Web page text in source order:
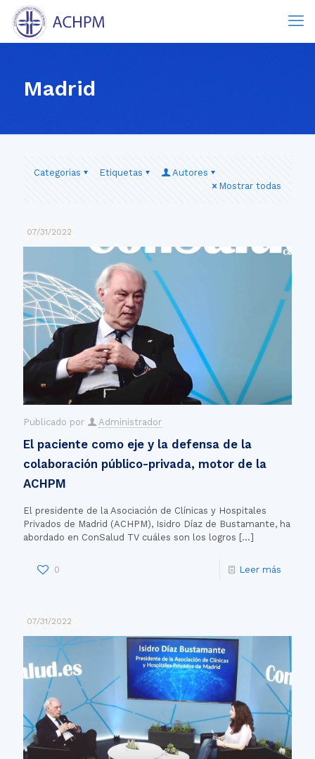
Madrid
Categorias Etiquetas
Autores
Mostrar todas
07/31/2022
Publicado por Administrador
El paciente como eje y la defensa de la
colaboración público-privada, motor de la
ACHPM
El presidente de la Asociación de Clínicas y Hospitales
Privados de Madrid (ACHPM), Isidro Díaz de Bustamante, ha
abordado en ConSalud TV cuáles son los logros […]
0 Leer más
07/31/2022